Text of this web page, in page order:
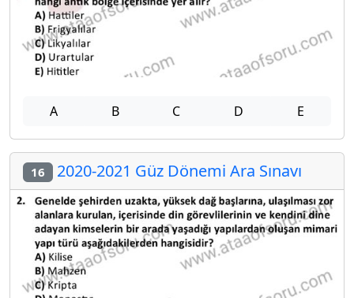
A B C D E
16 2020-2021 Güz Dönemi Ara Sınavı